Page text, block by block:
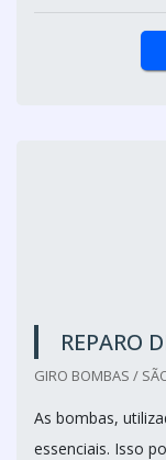
REPARO
GIRO BOMBAS /
As bombas,
essenciais. Isso